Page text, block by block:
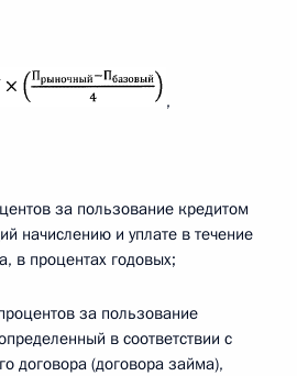
,
за пользование кредитом
начислению и уплате в течение
в процентах годовых;
за пользование
в соответствии с
договора (договора займа),